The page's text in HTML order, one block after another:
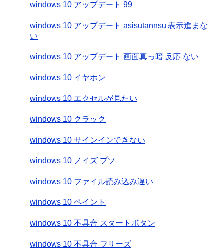
windows 10 アップデート 99
windows 10 アップデート asisutannsu 表示進まな
い
windows 10 アップデート 画面真っ暗 反応 ない
windows 10 イヤホン
windows 10 エクセルが見たい
windows 10 クラック
windows 10 サインインできない
windows 10 ノイズ プツ
windows 10 ファイル読み込み遅い
windows 10 ペイント
windows 10 不具合 スタートボタン
windows 10 不具合 フリーズ